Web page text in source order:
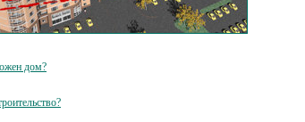
дом?